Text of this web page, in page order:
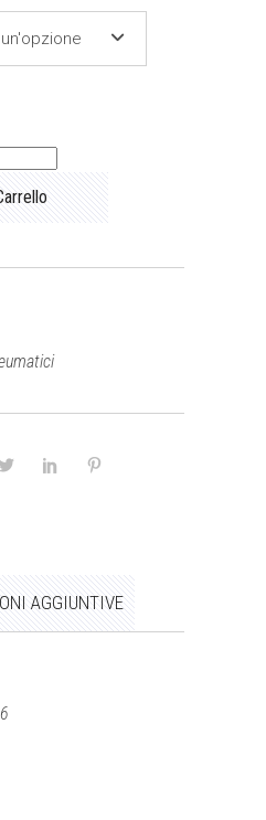
PREZZO:
DA
AGGIUNTIVE